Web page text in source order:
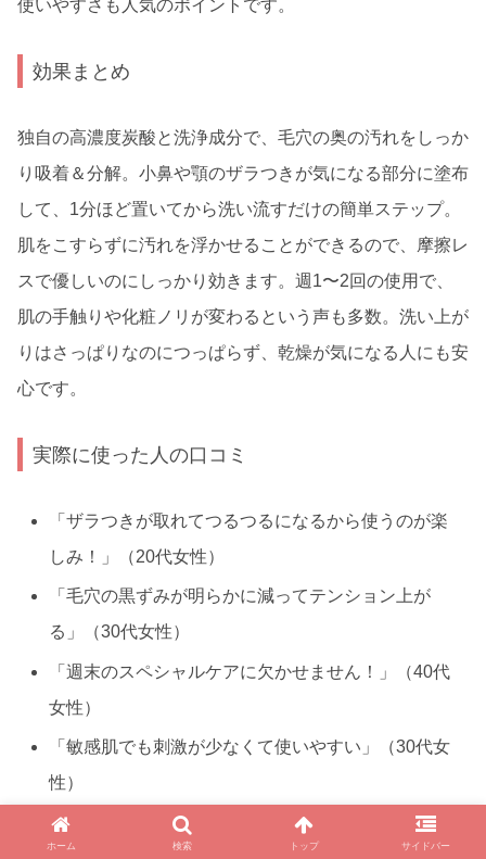
使いやすさも人気のポイントです。
効果まとめ
独自の高濃度炭酸と洗浄成分で、毛穴の奥の汚れをしっか
り吸着＆分解。小鼻や顎のザラつきが気になる部分に塗布
して、1分ほど置いてから洗い流すだけの簡単ステップ。
肌をこすらずに汚れを浮かせることができるので、摩擦レ
スで優しいのにしっかり効きます。週1〜2回の使用で、
肌の手触りや化粧ノリが変わるという声も多数。洗い上が
りはさっぱりなのにつっぱらず、乾燥が気になる人にも安
心です。
実際に使った人の口コミ
「ザラつきが取れてつるつるになるから使うのが楽
しみ！」（20代女性）
「毛穴の黒ずみが明らかに減ってテンション上が
る」（30代女性）
「週末のスペシャルケアに欠かせません！」（40代
女性）
「敏感肌でも刺激が少なくて使いやすい」（30代女
性）
「毛穴パックより肌に優しいのに効果はしっか
ホーム 検索 トップ サイドバー